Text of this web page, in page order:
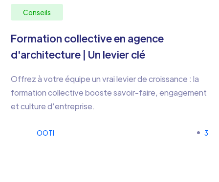
Conseils
Formation collective en agence
d'architecture | Un levier clé
Offrez à votre équipe un vrai levier de croissance : la
formation collective booste savoir-faire, engagement
et culture d’entreprise.
OOTI 3